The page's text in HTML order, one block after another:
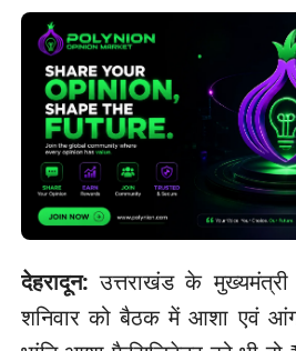
देहरादून: उत्तराखंड के
शनिवार को बैठक में आशा एवं